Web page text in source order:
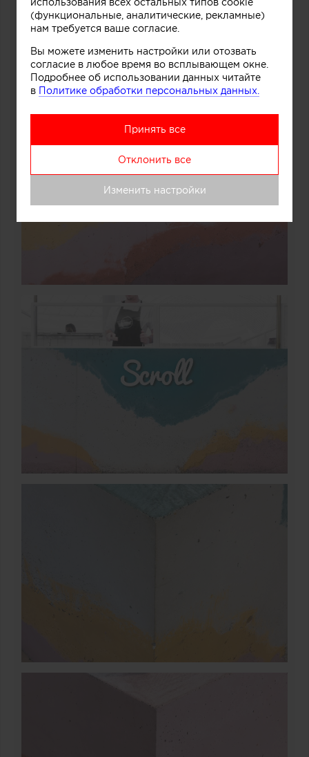
(функциональные, аналитические, рекламные)
нам требуется ваше согласие.
Вы можете изменить настройки или отозвать
согласие в любое время во всплывающем окне.
Подробнее об использовании данных читайте
в Политике обработки персональных данных.
Принять все
Отклонить все
Изменить настройки